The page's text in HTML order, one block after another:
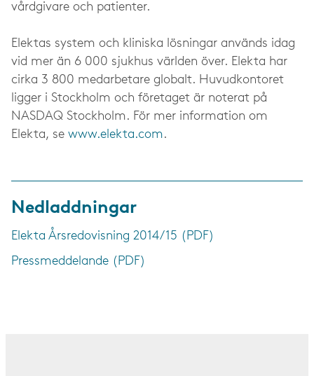
vårdgivare och patienter.
Elektas system och kliniska lösningar används idag
vid mer än 6 000 sjukhus världen över. Elekta har
cirka 3 800 medarbetare globalt. Huvudkontoret
ligger i Stockholm och företaget är noterat på
NASDAQ Stockholm. För mer information om
Elekta, se www.elekta.com.
Nedladdningar
Elekta Årsredovisning 2014/15 (PDF)
Press­meddelande (PDF)